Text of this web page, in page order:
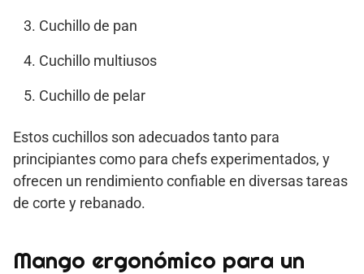
Cuchillo de pan
Cuchillo multiusos
Cuchillo de pelar
Estos cuchillos son adecuados tanto para
principiantes como para chefs experimentados, y
ofrecen un rendimiento confiable en diversas tareas
de corte y rebanado.
Mango ergonómico para un